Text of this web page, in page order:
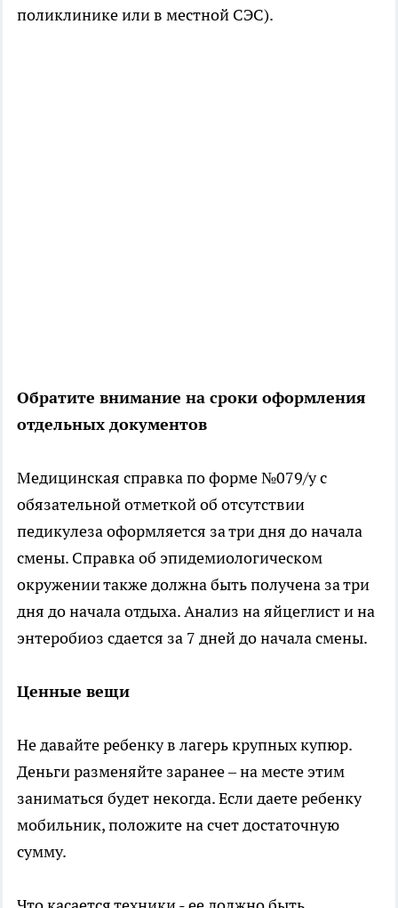
поликлинике или в местной СЭС).
Обратите внимание на сроки оформления
отдельных документов
Медицинская справка по форме №079/у с
обязательной отметкой об отсутствии
педикулеза оформляется за три дня до начала
смены. Справка об эпидемиологическом
окружении также должна быть получена за три
дня до начала отдыха. Анализ на яйцеглист и на
энтеробиоз сдается за 7 дней до начала смены.
Ценные вещи
Не давайте ребенку в лагерь крупных купюр.
Деньги разменяйте заранее – на месте этим
заниматься будет некогда. Если даете ребенку
мобильник, положите на счет достаточную
сумму.